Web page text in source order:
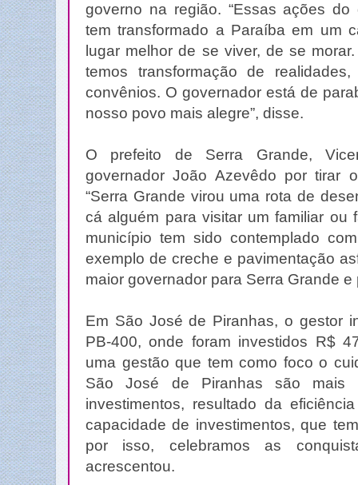
governo na região. “Essas ações
tem transformado a Paraíba em um
lugar melhor de se viver, de se
temos transformação de
convênios. O governador está de
nosso povo mais alegre”, disse.
O prefeito de Serra Grande,
governador João Azevêdo por tirar
“Serra Grande virou uma rota de
cá alguém para visitar um familiar ou
município tem sido contemplado
exemplo de creche e pavimentação
maior governador para Serra Grande e
Em São José de Piranhas, o gestor
PB-400, onde foram investidos R$
uma gestão que tem como foco o
São José de Piranhas são
investimentos, resultado da
capacidade de investimentos, que
por isso, celebramos as
acrescentou.